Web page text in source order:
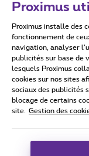
Conditions
Tous droits réservés.
Conditions
Coordonnées de
Proximus
Proximus installe des
fonctionnement de
navigation, analyser
publicités sur base de
lesquels Proximus
cookies sur nos sites
sociaux des publicités
blocage de certains
site.
Gestion des